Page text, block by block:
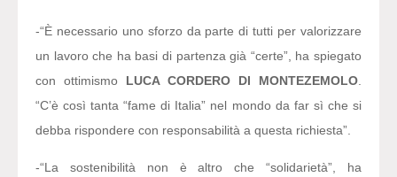
-“È necessario uno sforzo da parte di tutti per valorizzare
un lavoro che ha basi di partenza già “certe”, ha spiegato
con ottimismo LUCA CORDERO DI MONTEZEMOLO
“C’è così tanta “fame di Italia” nel mondo da far sì che si
debba rispondere con responsabilità a questa richiesta”.
-“La sostenibilità non è altro che “solidarietà”,
ha